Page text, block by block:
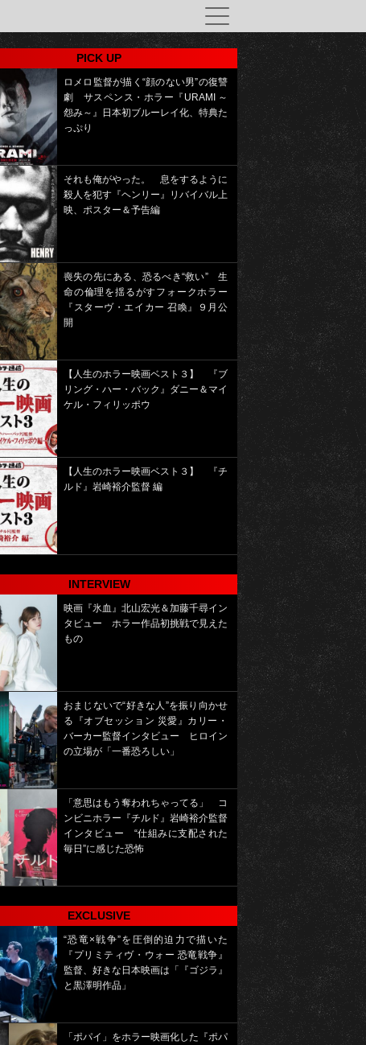
PICK UP
ロメロ監督が描く“顔のない男”の復讐
劇 サスペンス・ホラー『URAMI ～
怨み～』日本初ブルーレイ化、特典た
っぷり
それも俺がやった。 息をするように
殺人を犯す『ヘンリー』リバイバル上
映、ポスター＆予告編
喪失の先にある、恐るべき“救い” 生
命の倫理を揺るがすフォークホラー
『スターヴ・エイカー 召喚』９月公
開
【人生のホラー映画ベスト３】 『ブ
リング・ハー・バック』ダニー＆マイ
ケル・フィリッポウ
【人生のホラー映画ベスト３】 『チ
ルド』岩崎裕介監督 編
INTERVIEW
映画『氷血』北山宏光＆加藤千尋イン
タビュー ホラー作品初挑戦で見えた
もの
おまじないで“好きな人”を振り向かせ
る『オブセッション 災愛』カリー・
バーカー監督インタビュー ヒロイン
の立場が「一番恐ろしい」
「意思はもう奪われちゃってる」 コ
ンビニホラー『チルド』岩崎裕介監督
インタビュー “仕組みに支配された
毎日”に感じた恐怖
EXCLUSIVE
“恐竜×戦争”を圧倒的迫力で描いた
『プリミティヴ・ウォー 恐竜戦争』
監督、好きな日本映画は「『ゴジラ』
と黒澤明作品」
「ポパイ」をホラー映画化した『ポパ